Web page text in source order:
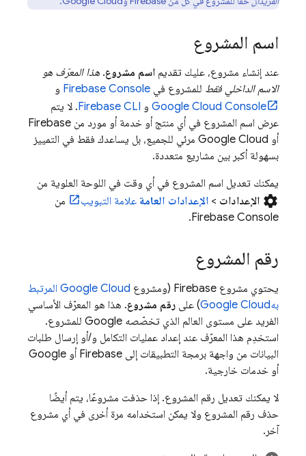
اسم المشروع
عند إنشاء مشروع، عليك تقديم اسم مشروع.هذا المعرّف هو
الاسم الداخلي فقط للمشروع في Firebase Console
و
Google Cloud Console و Firebase CLI
. لا يتم
عرض اسم المشروع في أي منتج أو خدمة أو مورد من Firebase
أو Google Cloud مرئي للجميع، بل يساعدك فقط في التمييز
بسهولة أكبر بين مشاريع متعددة.
يمكنك تعديل اسم المشروع في أي وقت في اللوحة العلوية من
settings الإعدادات >الإعدادات العامة علامة التبويب
من
Firebase Console.
رقم المشروع
يحتوي مشروع Firebase (ومشروع
Google Cloud المرتبط
بهGoogle Cloud) على رقم مشروع. هذا هو المعرّف الأساسي
الفريد على مستوى العالم الذي تخصّصه Google للمشروع.
استخدِم هذا المعرّف عند إعداد عمليات التكامل و/أو إرسال طلبات
البيانات من واجهة برمجة التطبيقات إلى Firebase أو Google
أو خدمات خارجية.
لا يمكنك تعديل رقم المشروع. إذا حذفت مشروعًا، يتم أيضًا
حذف رقم المشروع ولا يمكن استخدامه مرة أخرى في أي مشروع
آخر.